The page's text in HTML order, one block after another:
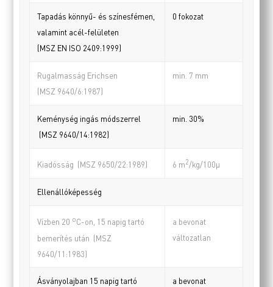
Tapadás könnyű- és színesfémen,
valamint acél-felületen
(MSZ EN ISO 2409:1999)
0 fokozat
Rugalmasság Erichsen
(MSZ 9640/6:1987)
min. 7 mm
Keménység ingás módszerrel
(MSZ 9640/14:1982)
min. 30%
Kiadósság (MSZ 9650/22:1989) 6 m2/kg/100µ
Ellenállóképesség
Vízben 20 oC-on, 15 napig tartó
bemerítés után (MSZ
9640/11:1983)
a bevonat
változatlan
Ásványolajban 15 napig tartó
a bevonat